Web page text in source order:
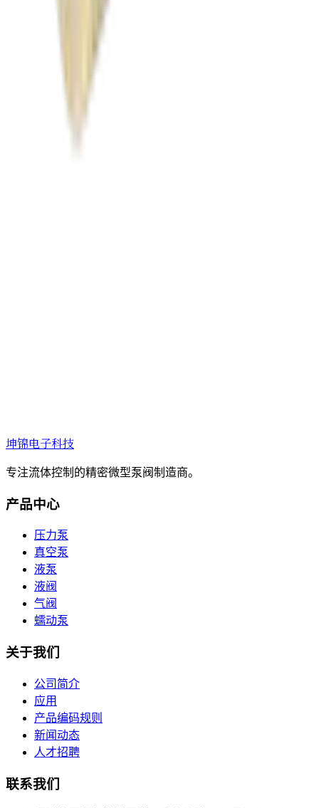
坤锦电子科技
专注流体控制的精密微型泵阀制造商。
产品中心
压力泵
真空泵
液泵
液阀
气阀
蠕动泵
关于我们
公司简介
应用
产品编码规则
新闻动态
人才招聘
联系我们